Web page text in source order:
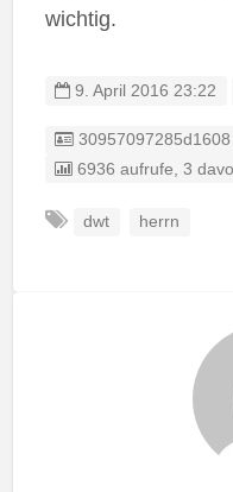
wichtig.
9. April 2016 23:22
Listing ID
30957097285d1608
6936 aufrufe, 3
dwt herrn